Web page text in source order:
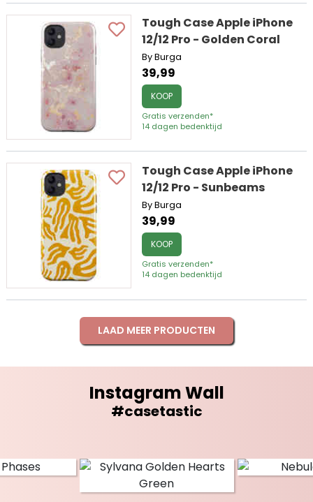
Tough Case Apple iPhone
12/12 Pro - Golden Coral
By Burga
39,99
KOOP
Gratis verzenden*
14 dagen bedenktijd
Tough Case Apple iPhone
12/12 Pro - Sunbeams
By Burga
39,99
KOOP
Gratis verzenden*
14 dagen bedenktijd
LAAD MEER PRODUCTEN
Instagram Wall
#casetastic